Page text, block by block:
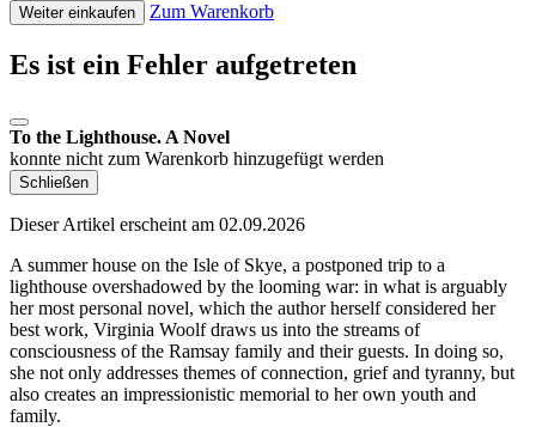
Weiter einkaufen Zum Warenkorb
Es ist ein Fehler aufgetreten
To the Lighthouse. A Novel
konnte nicht zum Warenkorb hinzugefügt werden
Schließen
Dieser Artikel erscheint am 02.09.2026
A summer house on the Isle of Skye, a postponed trip to a
lighthouse overshadowed by the looming war: in what is arguably
her most personal novel, which the author herself considered her
best work, Virginia Woolf draws us into the streams of
consciousness of the Ramsay family and their guests. In doing so,
she not only addresses themes of connection, grief and tyranny, but
also creates an impressionistic memorial to her own youth and
family.